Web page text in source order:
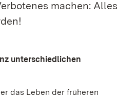
machen: Alles
unterschiedlichen
das Leben der früheren